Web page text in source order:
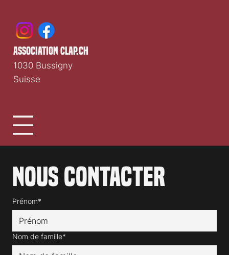
Nous contacter
Prénom*
Nom de famille*
association clap.ch
1030 Bussigny
Suisse